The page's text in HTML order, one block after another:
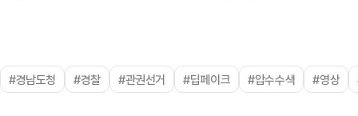
#경남도청 #경찰 #관권선거 #딥페이크 #압수수색 #영상